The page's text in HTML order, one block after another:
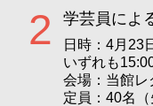
2 学芸員によ
日時：4月23
いずれも
会場：当館レ
定員：40名（